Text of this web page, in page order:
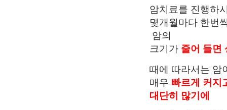
암치료를 진행하
몇개월마다 한번
암의
크기가 줄어 들면
때에 따라서는 암
매우 빠르게 커지
대단히 많기에